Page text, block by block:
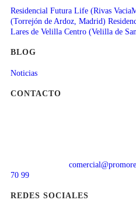
Residencial Futura Life (Rivas
(Torrejón de Ardoz, Madrid)
Lares de Velilla Centro (Velilla de
BLOG
Noticias
CONTACTO
70 99
REDES SOCIALES